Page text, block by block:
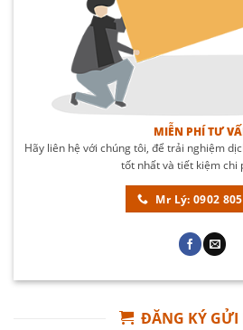
MIỄN PHÍ TƯ
Hãy liên hệ với chúng tôi, để trải nghiệm
tốt nhất và tiết kiệm chi
Mr Lý: 0902
ĐĂNG KÝ GỬI